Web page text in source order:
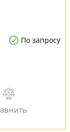
По запросу